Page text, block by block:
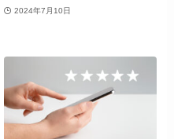
2024年7月10日